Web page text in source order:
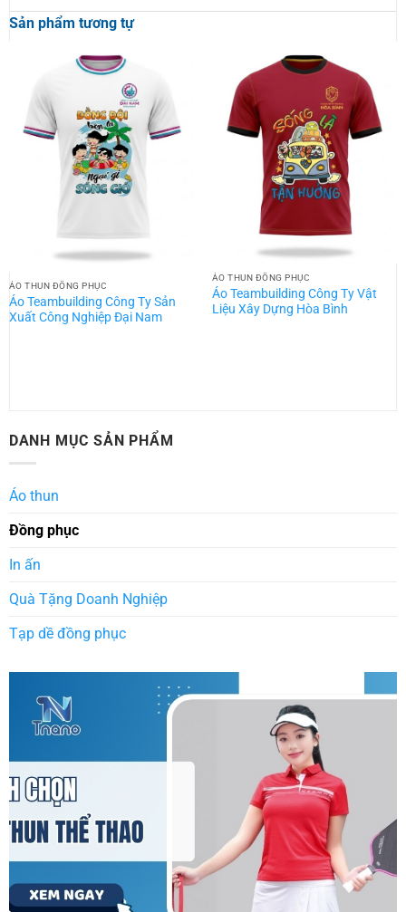
Sản phẩm tương tự
ÁO THUN ĐỒNG PHỤC
Áo Teambuilding Công Ty Sản
Xuất Công Nghiệp Đại Nam
ÁO THUN ĐỒNG PHỤC
Áo Teambuilding Công Ty Vật
Liệu Xây Dựng Hòa Bình
DANH MỤC SẢN PHẨM
Áo thun
Đồng phục
In ấn
Quà Tặng Doanh Nghiệp
Tạp dề đồng phục